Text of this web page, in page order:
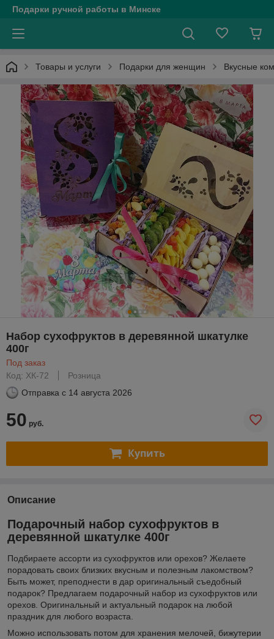
Подарки ручной работы в Минске
Товары и услуги Подарки для женщин Вкусные
Набор сухофруктов в деревянной шкатулке
400г
Под заказ
Код: ХК-72
Розница
Отправка с 14 августа 2026
50 руб.
Купить
Описание
Подарочный набор сухофруктов в
деревянной шкатулке 400г
Подбираете ассорти из сухофруктов или орехов? Желаете
порадовать своих близких вкусным и полезным лакомством?
Быть может, преподнести в дар оригинальный съедобный
подарок? Предлагаем подарочный набор из сухофруктов или
орехов. Оригинальный и актуальный подарок на любой
праздник для любого возраста.
Можно использовать потом для хранения мелочей, бижутерии